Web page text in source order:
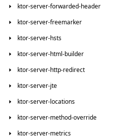
ktor-server-forwarded-header
ktor-server-freemarker
ktor-server-hsts
ktor-server-html-builder
ktor-server-http-redirect
ktor-server-jte
ktor-server-locations
ktor-server-method-override
ktor-server-metrics